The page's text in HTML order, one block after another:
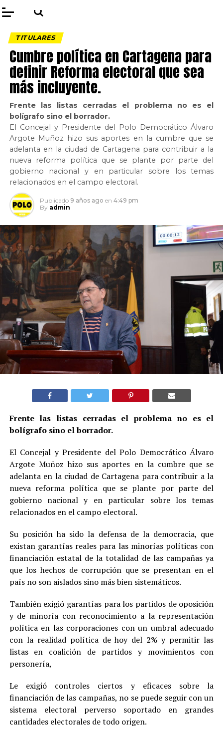
TITULARES
Cumbre política en Cartagena para
definir Reforma electoral que sea
más incluyente.
Frente las listas cerradas el problema no es el
bolígrafo sino el borrador.
El Concejal y Presidente del Polo Democrático Álvaro
Argote Muñoz hizo sus aportes en la cumbre que se
adelanta en la ciudad de Cartagena para contribuir a la
nueva reforma política que se plante por parte del
gobierno nacional y en particular sobre los temas
relacionados en el campo electoral.
Publicado 9 años ago en 4:49 pm
By admin
Frente las listas cerradas el problema no es el
bolígrafo sino el borrador.
El Concejal y Presidente del Polo Democrático Álvaro
Argote Muñoz hizo sus aportes en la cumbre que se
adelanta en la ciudad de Cartagena para contribuir a la
nueva reforma política que se plante por parte del
gobierno nacional y en particular sobre los temas
relacionados en el campo electoral.
Su posición ha sido la defensa de la democracia, que
existan garantías reales para las minorías políticas con
financiación estatal de la totalidad de las campañas ya
que los hechos de corrupción que se presentan en el
país no son aislados sino más bien sistemáticos.
También exigió garantías para los partidos de oposición
y de minoría con reconocimiento a la representación
política en las corporaciones con un umbral adecuado
con la realidad política de hoy del 2% y permitir las
listas en coalición de partidos y movimientos con
personería,
Le exigió controles ciertos y eficaces sobre la
financiación de las campañas, no se puede seguir con un
sistema electoral perverso soportado en grandes
cantidades electorales de todo origen.